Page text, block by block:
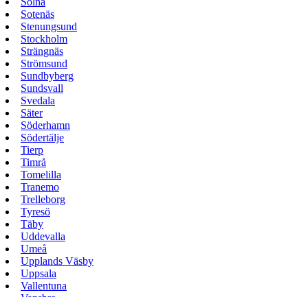
Sotenäs
Stenungsund
Stockholm
Strängnäs
Strömsund
Sundbyberg
Sundsvall
Svedala
Säter
Söderhamn
Södertälje
Tierp
Timrå
Tomelilla
Tranemo
Trelleborg
Tyresö
Täby
Uddevalla
Umeå
Upplands Väsby
Uppsala
Vallentuna